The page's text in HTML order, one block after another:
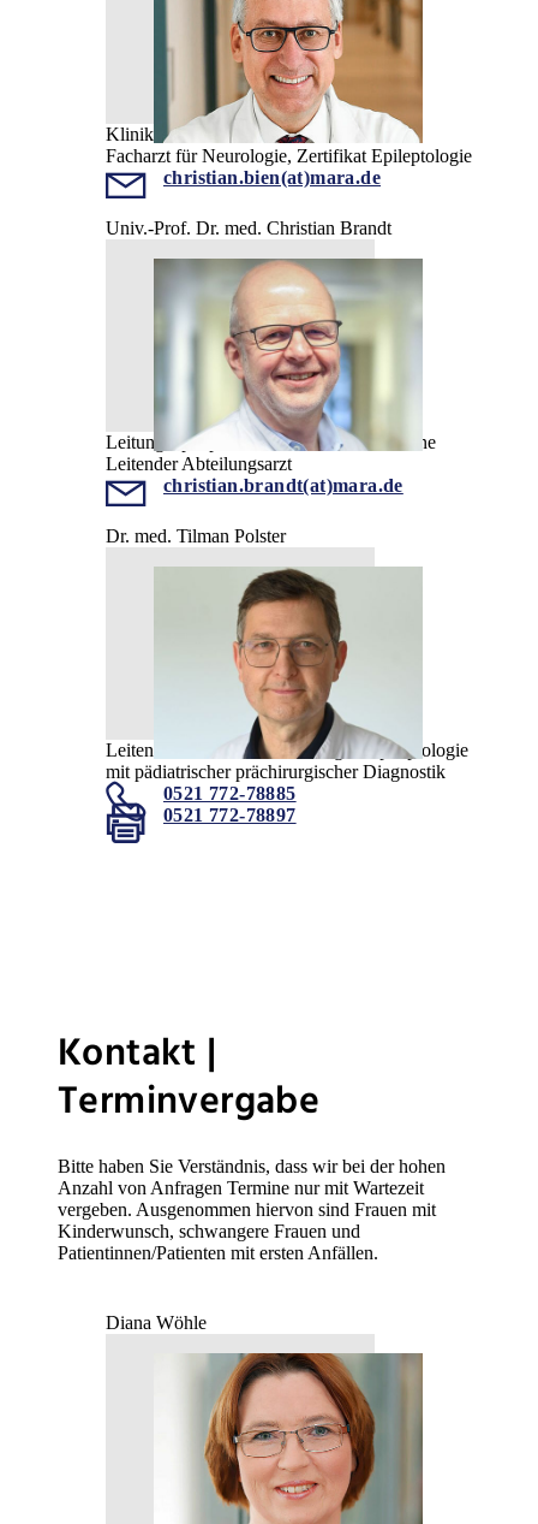
Klinikdirektor
Facharzt für Neurologie, Zertifikat Epileptologie
christian.bien(at)mara.de
Univ.-Prof. Dr. med. Christian Brandt
Leitung Epilepsieambulanz für Erwachsene
Leitender Abteilungsarzt
christian.brandt(at)mara.de
Dr. med. Tilman Polster
Leitender Arzt Kinder- und Jugendepileptologie
mit pädiatrischer prächirurgischer Diagnostik
0521 772-78885
0521 772-78897
Kontakt |
Terminvergabe
Bitte haben Sie Verständnis, dass wir bei der hohen
Anzahl von Anfragen Termine nur mit Wartezeit
vergeben. Ausgenommen hiervon sind Frauen mit
Kinderwunsch, schwangere Frauen und
Patientinnen/Patienten mit ersten Anfällen.
Diana Wöhle